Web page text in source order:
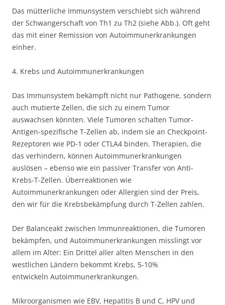
Das mütterliche Immunsystem verschiebt sich während
der Schwangerschaft von Th1 zu Th2 (siehe Abb.). Oft geht
das mit einer Remission von Autoimmunerkrankungen
einher.
4. Krebs und Autoimmunerkrankungen
Das Immunsystem bekämpft nicht nur Pathogene, sondern
auch mutierte Zellen, die sich zu einem Tumor
auswachsen könnten. Viele Tumoren schalten Tumor-
Antigen-spezifische T-Zellen ab, indem sie an Checkpoint-
Rezeptoren wie PD-1 oder CTLA4 binden. Therapien, die
das verhindern, können Autoimmunerkrankungen
auslösen – ebenso wie ein passiver Transfer von Anti-
Krebs-T-Zellen. Überreaktionen wie
Autoimmunerkrankungen oder Allergien sind der Preis,
den wir für die Krebsbekämpfung durch T-Zellen zahlen.
Der Balanceakt zwischen Immunreaktionen, die Tumoren
bekämpfen, und Autoimmunerkrankungen misslingt vor
allem im Alter: Ein Drittel aller alten Menschen in den
westlichen Ländern bekommt Krebs, 5-10%
entwickeln Autoimmunerkrankungen.
Mikroorganismen wie EBV, Hepatitis B und C, HPV und